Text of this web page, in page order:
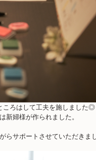
ころはして工夫を施しました◎
新婦様が作られました。
らサポートさせていただきま